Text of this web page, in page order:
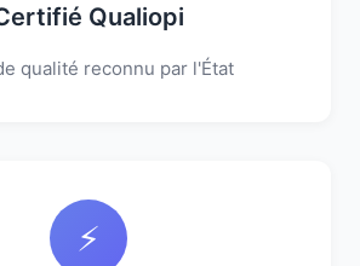
Qualiopi
qualité reconnu par l'État
⚡